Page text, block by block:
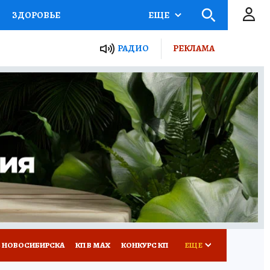
ЗДОРОВЬЕ
Я ЗНАЮ СЕМЬЯ
СЕРИАЛЫ
ВСЕ О КП РАДИО КП
ЕЩЕ
РАДИО РЕКЛАМА
КП В МАХ КОНКУРС КП ЕЩЕ